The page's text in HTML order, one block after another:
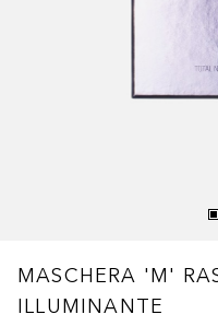
MASCHERA 'M'
ILLUMINANTE